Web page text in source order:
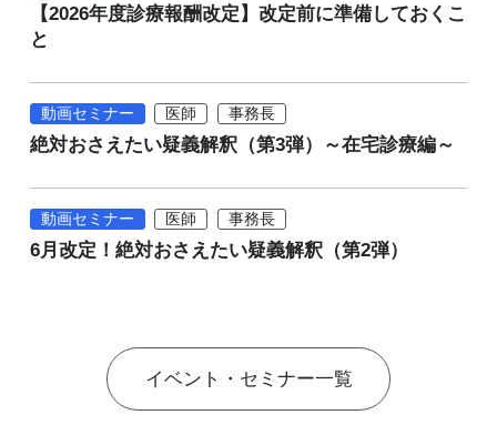
【2026年度診療報酬改定】改定前に準備しておくこ
と
動画セミナー 医師 事務長
絶対おさえたい疑義解釈（第3弾）～在宅診療編～
動画セミナー 医師 事務長
6月改定！絶対おさえたい疑義解釈（第2弾）
イベント・セミナー一覧